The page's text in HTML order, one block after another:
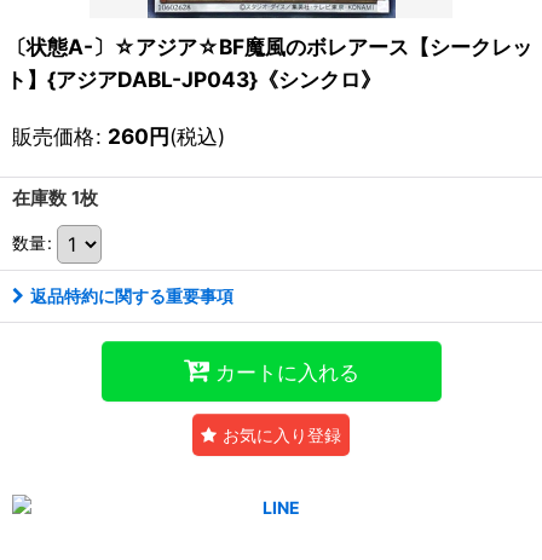
〔状態A-〕☆アジア☆BF魔風のボレアース【シークレッ
ト】{アジアDABL-JP043}《シンクロ》
販売価格: 260円(税込)
在庫数 1枚
数量:
返品特約に関する重要事項
カートに入れる
お気に入り登録